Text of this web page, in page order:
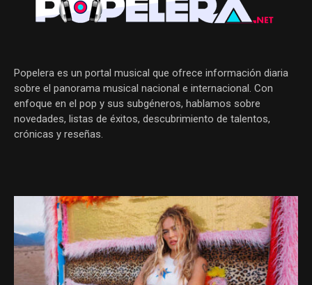
Popelera es un portal musical que ofrece información diaria
sobre el panorama musical nacional e internacional. Con
enfoque en el pop y sus subgéneros, hablamos sobre
novedades, listas de éxitos, descubrimiento de talentos,
crónicas y reseñas.